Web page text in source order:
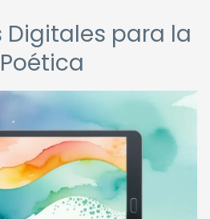
para la